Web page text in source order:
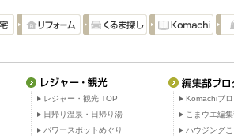
レジャー・観光 TOP
日帰り温泉・日帰り湯
パワースポットめぐり
Komachiブ
こまウエ編
ハウジング